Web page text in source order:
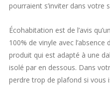
pourraient s’inviter dans votre
Écohabitation est de l’avis
100% de vinyle avec
produit qui est adapté à une
isolé par en dessous. Dans
perdre trop de plafond si vous